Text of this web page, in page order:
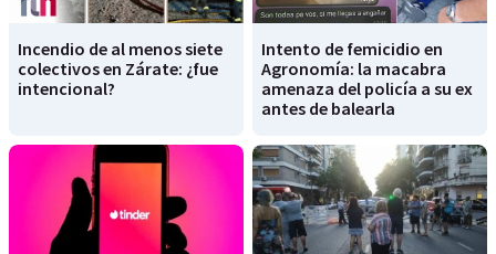
Incendio de al menos siete
colectivos en Zárate: ¿fue
intencional?
Intento de femicidio en
Agronomía: la macabra
amenaza del policía a su ex
antes de balearla